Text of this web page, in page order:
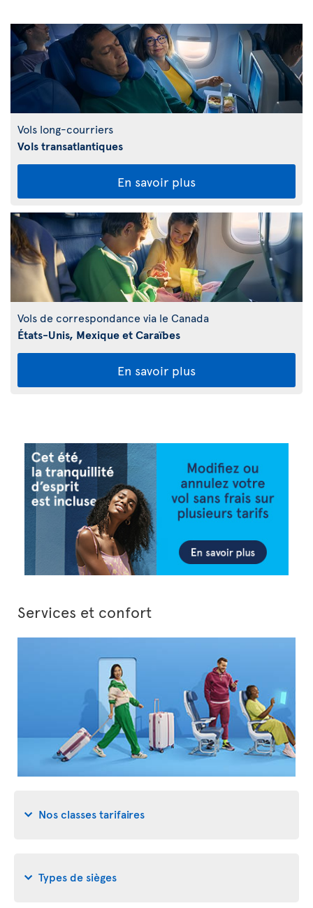
Vols long-courriers
Vols transatlantiques
En savoir plus
Vols de correspondance via le Canada
États-Unis, Mexique et Caraïbes
En savoir plus
Services et confort
Nos classes tarifaires
Types de sièges